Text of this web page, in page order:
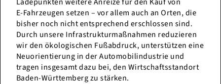
E‑Fahrzeugen setzen – vor allem auch an Orten, die
bisher noch nicht entsprechend erschlossen sind.
Durch unsere Infrastrukturmaßnahmen reduzieren
wir den ökologischen Fußabdruck, unterstützen eine
Neuorientierung in der Automobilindustrie und
tragen insgesamt dazu bei, den Wirtschaftsstandort
Baden-Württemberg zu stärken.